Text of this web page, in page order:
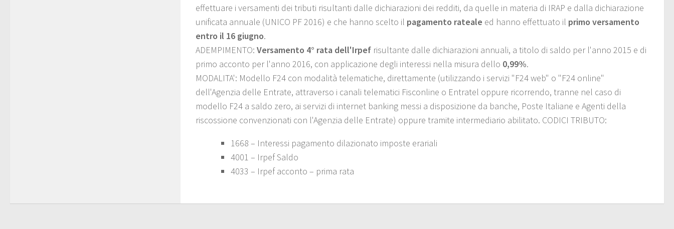
effettuare i versamenti dei tributi risultanti dalle dichiarazioni dei redditi, da quelle in materia di IRAP e dalla dichiarazione
unificata annuale (UNICO PF 2016) e che hanno scelto il pagamento rateale ed hanno effettuato il primo versamento
entro il 16 giugno.
ADEMPIMENTO: Versamento 4° rata dell'Irpef risultante dalle dichiarazioni annuali, a titolo di saldo per l'anno 2015 e di
primo acconto per l'anno 2016, con applicazione degli interessi nella misura dello 0,99%.
MODALITA': Modello F24 con modalità telematiche, direttamente (utilizzando i servizi "F24 web" o "F24 online"
dell'Agenzia delle Entrate, attraverso i canali telematici Fisconline o Entratel oppure ricorrendo, tranne nel caso di
modello F24 a saldo zero, ai servizi di internet banking messi a disposizione da banche, Poste Italiane e Agenti della
riscossione convenzionati con l'Agenzia delle Entrate) oppure tramite intermediario abilitato. CODICI TRIBUTO:
1668 – Interessi pagamento dilazionato imposte erariali
4001 – Irpef Saldo
4033 – Irpef acconto – prima rata